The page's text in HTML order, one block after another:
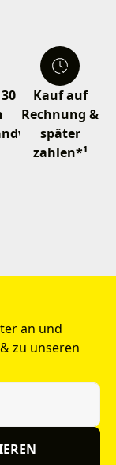
Kauf auf
Rechnung &
später
zahlen*¹
an und
zu unseren